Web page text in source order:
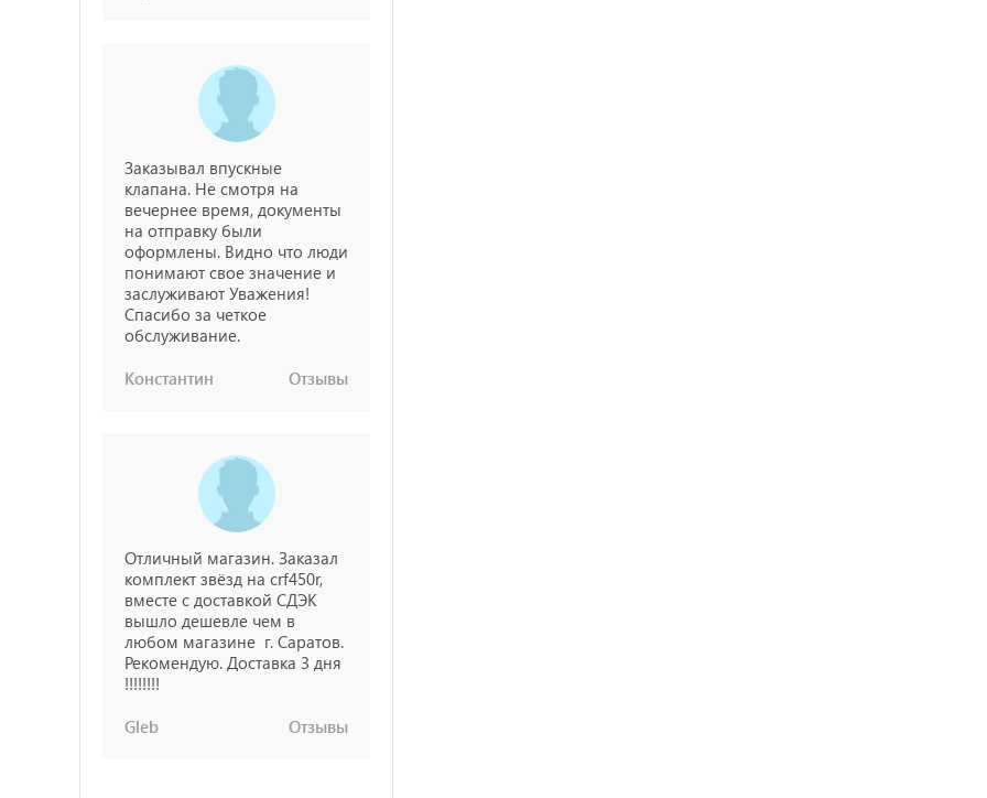
Заказывал впускные
клапана. Не смотря на
вечернее время, документы
на отправку были
оформлены. Видно что люди
понимают свое значение и
заслуживают Уважения!
Спасибо за четкое
обслуживание.
Константин
Отзывы
Отличный магазин. Заказал
комплект звёзд на crf450r,
вместе с доставкой СДЭК
вышло дешевле чем в
любом магазине г. Саратов.
Рекомендую. Доставка 3 дня
!!!!!!!!
Gleb
Отзывы